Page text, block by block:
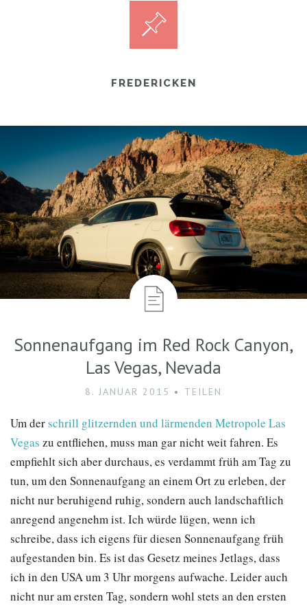
FREDERICKEN
Sonnenaufgang im Red Rock Canyon,
Las Vegas, Nevada
8. JANUAR 2015 TEILEN
Um derschrill glitzernden und lärmenden Metropole Las
Vegas zu entfliehen, muss man gar nicht weit fahren. Es
empfiehlt sich aber durchaus, es verdammt früh am Tag zu
tun, um den Sonnenaufgang an einem Ort zu erleben, der
nicht nur beruhigend ruhig, sondern auch landschaftlich
anregend angenehm ist. Ich würde lügen, wenn ich
schreibe, dass ich eigens für diesen Sonnenaufgang früh
aufgestanden bin. Es ist das Gesetz meines Jetlags, dass
ich in den USA um 3 Uhr morgens aufwache. Leider auch
nicht nur am ersten Tag, sondern wohl stets an den ersten